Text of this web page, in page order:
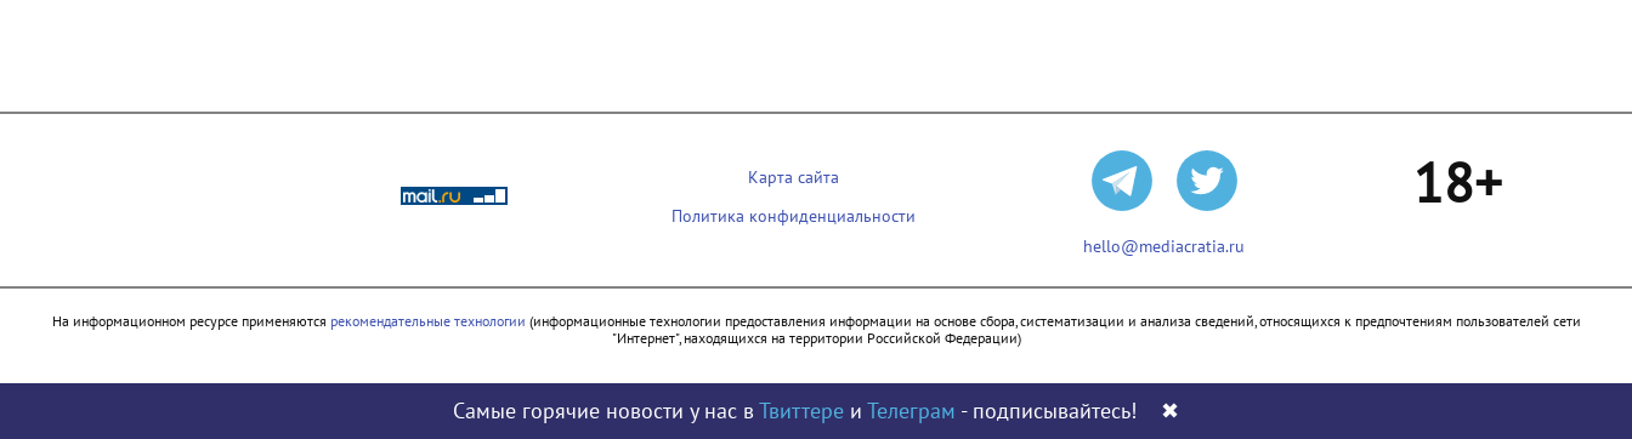
Карта сайта
Политика конфиденциальности
hello@mediacratia.ru
18+
На информационном ресурсе применяются рекомендательные технологии (информационные технологии предоставления информации на основе сбора, систематизации и анализа сведений, относящихся к предпочтениям пользователей сети
"Интернет", находящихся на территории Российской Федерации)
© 2009 - 2026
Самые горячие новости у нас в Твиттере и Телеграм - подписывайтесь! ✖